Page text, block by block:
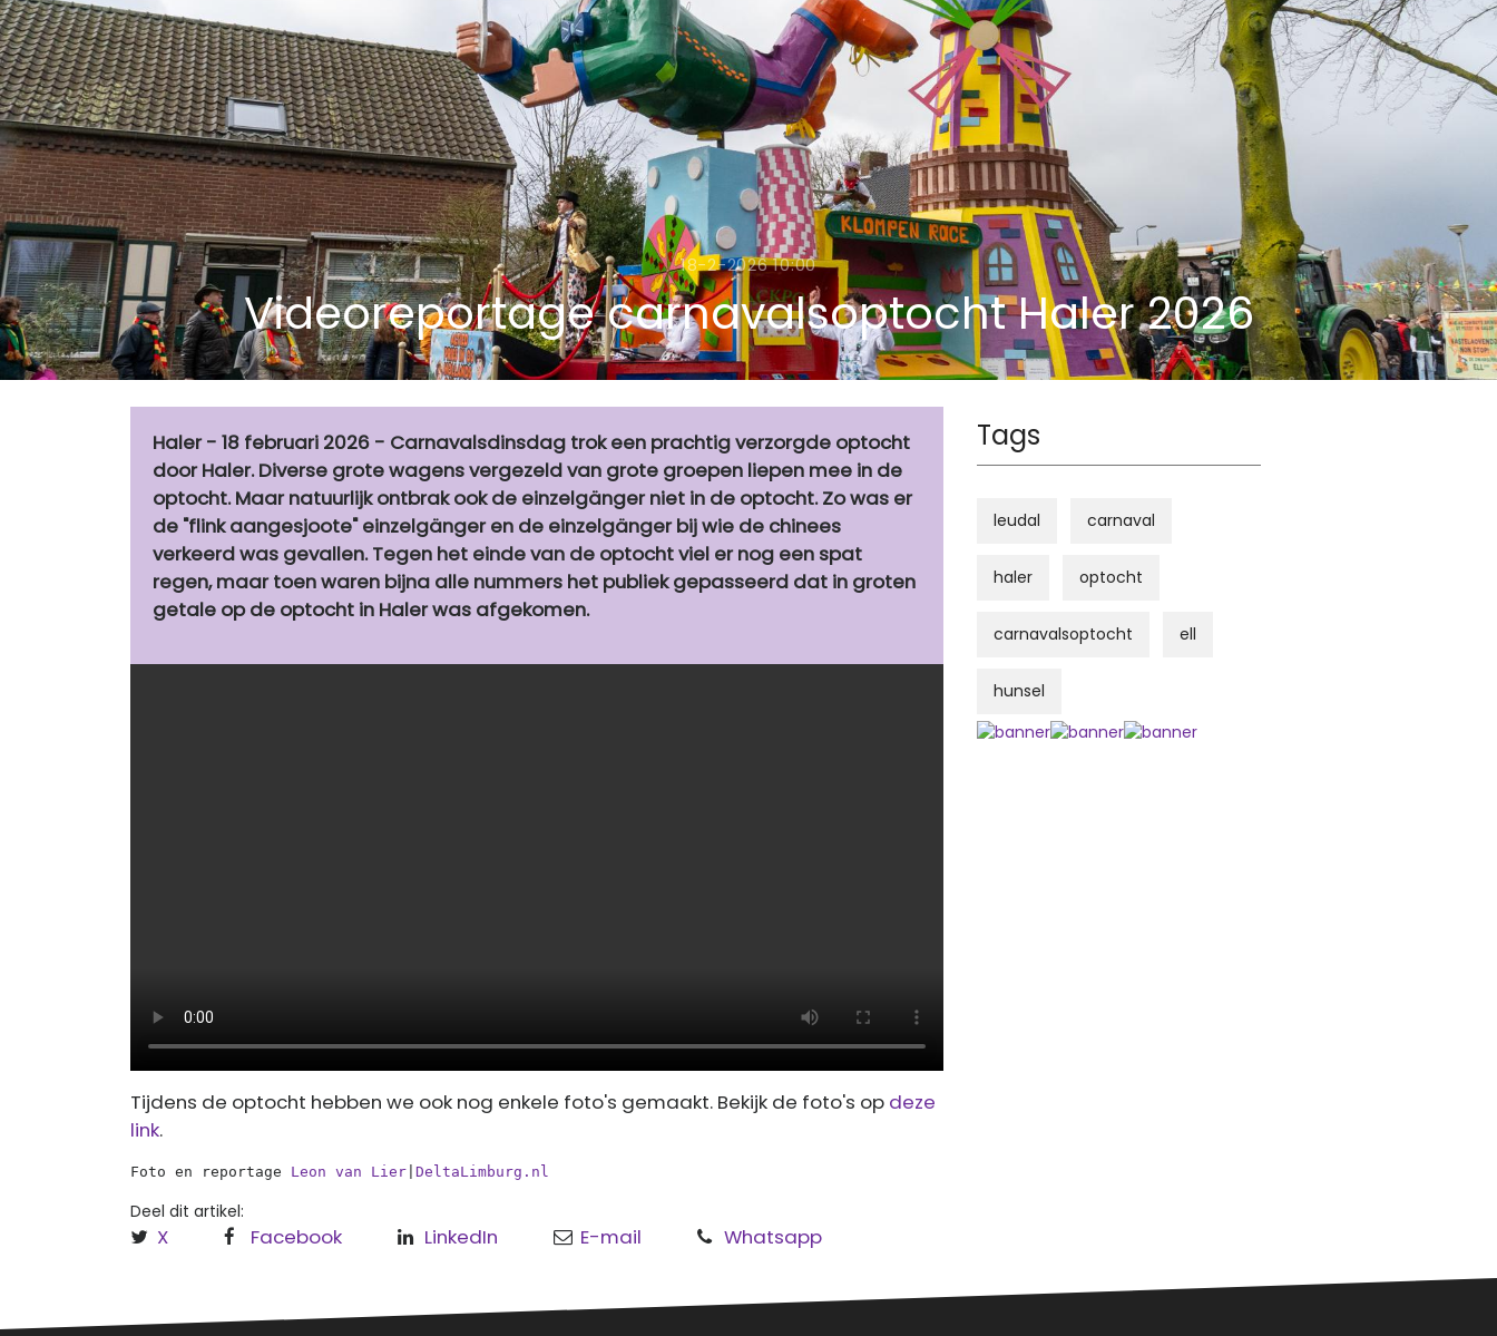
18-2-2026 10:00
Videoreportage carnavalsoptocht Haler 2026
Haler - 18 februari 2026 - Carnavalsdinsdag trok een prachtig verzorgde optocht
door Haler. Diverse grote wagens vergezeld van grote groepen liepen mee in de
optocht. Maar natuurlijk ontbrak ook de einzelgänger niet in de optocht. Zo was er
de "flink aangesjoote" einzelgänger en de einzelgänger bij wie de chinees
verkeerd was gevallen. Tegen het einde van de optocht viel er nog een spat
regen, maar toen waren bijna alle nummers het publiek gepasseerd dat in groten
getale op de optocht in Haler was afgekomen.
Tijdens de optocht hebben we ook nog enkele foto's gemaakt. Bekijk de foto's op deze
link.
Foto en reportage Leon van Lier DeltaLimburg.nl
Deel dit artikel:
X Facebook LinkedIn E-mail Whatsapp
Tags
leudal carnaval
haler optocht
carnavalsoptocht ell
hunsel